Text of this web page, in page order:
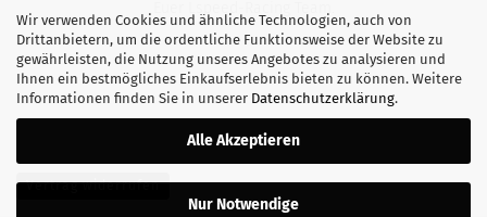
Wir verwenden Cookies und ähnliche Technologien, auch von
Drittanbietern, um die ordentliche Funktionsweise der Website zu
gewährleisten, die Nutzung unseres Angebotes zu analysieren und
Ihnen ein bestmögliches Einkaufserlebnis bieten zu können. Weitere
Informationen finden Sie in unserer Datenschutzerklärung.
Alle Akzeptieren
Nur Notwendige
Vertrag widerrufen